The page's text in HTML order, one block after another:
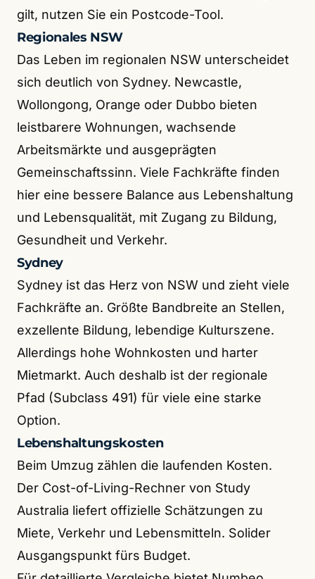
gilt, nutzen Sie ein Postcode-Tool.
Regionales NSW
Das Leben im regionalen NSW unterscheidet
sich deutlich von Sydney. Newcastle,
Wollongong, Orange oder Dubbo bieten
leistbarere Wohnungen, wachsende
Arbeitsmärkte und ausgeprägten
Gemeinschaftssinn. Viele Fachkräfte finden
hier eine bessere Balance aus Lebenshaltung
und Lebensqualität, mit Zugang zu Bildung,
Gesundheit und Verkehr.
Sydney
Sydney ist das Herz von NSW und zieht viele
Fachkräfte an. Größte Bandbreite an Stellen,
exzellente Bildung, lebendige Kulturszene.
Allerdings hohe Wohnkosten und harter
Mietmarkt. Auch deshalb ist der regionale
Pfad (Subclass 491) für viele eine starke
Option.
Lebenshaltungskosten
Beim Umzug zählen die laufenden Kosten.
Der Cost-of-Living-Rechner von Study
Australia liefert offizielle Schätzungen zu
Miete, Verkehr und Lebensmitteln. Solider
Ausgangspunkt fürs Budget.